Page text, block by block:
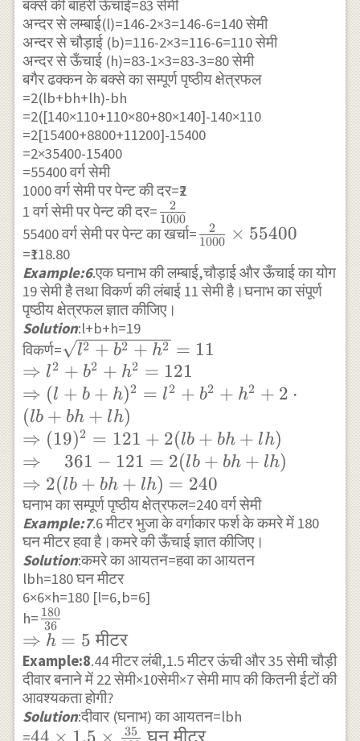
बक्से की बाहरी ऊँचाई=83 सेमी
अन्दर से लम्बाई(l)=146-2×3=146-6=140 सेमी
अन्दर से चौड़ाई (b)=116-2×3=116-6=110 सेमी
अन्दर से ऊँचाई (h)=83-1×3=83-3=80 सेमी
बगैर ढक्कन के बक्से का सम्पूर्ण पृष्ठीय क्षेत्रफल
=2(lb+bh+lh)-bh
=2([140×110+110×80+80×140]-140×110
=2[15400+8800+11200]-15400
=2×35400-15400
=55400 वर्ग सेमी
1000 वर्ग सेमी पर पेन्ट की दर=₹2
1 वर्ग सेमी पर पेन्ट की दर=\frac{2}
{1000}
1000
2
55400 वर्ग सेमी पर पेन्ट का खर्चा=\frac{2}
×55400
1000
2 × 55400
=₹118.80
Example:6.एक घनाभ की लम्बाई,चौड़ाई और ऊँचाई का योग
19 सेमी है तथा विकर्ण की लंबाई 11 सेमी है।घनाभ का संपूर्ण
पृष्ठीय क्षेत्रफल ज्ञात कीजिए।
Solution:l+b+h=19
विकर्ण=\sqrt{l^{2}+b^{2}+h^{2}}=11\\
\Rightarrow
l^{2}+b^{2}+h^{2}=121 \\
\Rightarrow (l+b+h)^{2}=
l^{2}+b^{2} +h^{2}+2 \cdot(l
b+b h+l h)\\ \Rightarrow
(19)^{2}=121+2(l b+b h+l h)\\
\Rightarrow \quad 361-121=2(l
b+b h+lh)\\ \Rightarrow 2(l b+b
h+l h)=240
l2 + b2 + h2 = 11
⇒ l2 + b2 + h2 = 121
⇒ (l + b + h)2 = l2 + b2 + h2 + 2 ⋅
(lb + bh + lh)
⇒ (19)2 = 121 + 2(lb + bh + lh)
⇒
361 − 121 = 2(lb + bh + lh)
⇒ 2(lb + bh + lh) = 240
घनाभ का सम्पूर्ण पृष्ठीय क्षेत्रफल=240 वर्ग सेमी
Example:7.6 मीटर भुजा के वर्गाकार फर्श के कमरे में 180
घन मीटर हवा है।कमरे की ऊँचाई ज्ञात कीजिए।
Solution:कमरे का आयतन=हवा का आयतन
lbh=180 घन मीटर
6×6×h=180 [l=6,b=6]
h=\frac{180}
{36} \\
\Rightarrow
h=5 \text{
मीटर }
36
180
⇒ h = 5 मीटर
Example:8.44 मीटर लंबी,1.5 मीटर ऊंची और 35 सेमी चौड़ी
दीवार बनाने में 22 सेमी×10सेमी×7 सेमी माप की कितनी ईटों की
आवश्यकता होगी?
Solution:दीवार (घनाभ) का आयतन=lbh
35